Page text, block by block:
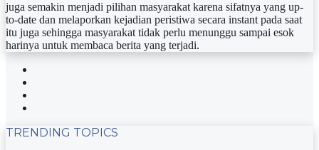
juga semakin menjadi pilihan masyarakat karena sifatnya yang up-
to-date dan melaporkan kejadian peristiwa secara instant pada saat
itu juga sehingga masyarakat tidak perlu menunggu sampai esok
harinya untuk membaca berita yang terjadi.
TRENDING TOPICS